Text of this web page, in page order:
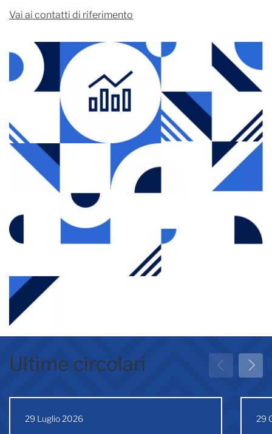
Vai ai contatti di riferimento
Ultime circolari
29 Luglio 2026 29